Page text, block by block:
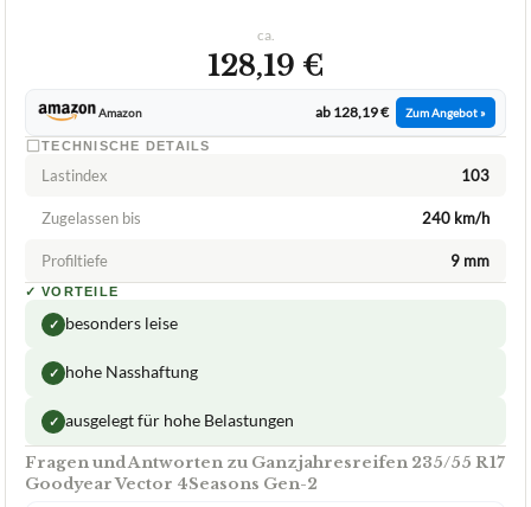
ca.
128,19 €
Amazon ab 128,19 € Zum Angebot »
TECHNISCHE DETAILS
Lastindex 103
Zugelassen bis 240 km/h
Profiltiefe 9 mm
✓ VORTEILE
✓ besonders leise
✓ hohe Nasshaftung
✓ ausgelegt für hohe Belastungen
Fragen und Antworten zu Ganzjahresreifen 235/55 R17
Goodyear Vector 4Seasons Gen-2